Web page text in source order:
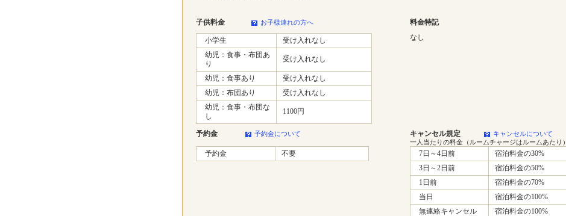
子供料金 お子様連れの方へ 料金特記
小学生
受け入れなし
幼児：食事・布団あ
り
受け入れなし
幼児：食事あり
受け入れなし
幼児：布団あり
受け入れなし
幼児：食事・布団な
し
1100円
なし
予約金 予約金について キャンセル規定
キャンセルについて
一人当たりの料金（ルームチャージはルームあたり）
予約金 不要 7日～4日前
宿泊料金の30%
3日～2日前
宿泊料金の50%
1日前
宿泊料金の70%
当日
宿泊料金の100%
無連絡キャンセル
宿泊料金の100%